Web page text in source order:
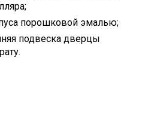
порошковой эмалью;
подвеска дверцы